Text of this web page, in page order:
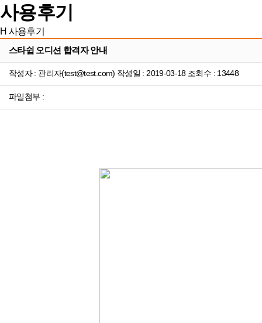
사용후기
H 사용후기
스타쉽 오디션 합격자 안내
작성자 : 관리자(test@test.com) 작성일 : 2019-03-18 조회수 : 13448
파일첨부 :